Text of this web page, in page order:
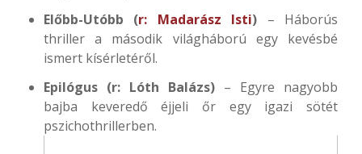
Előbb-Utóbb (r: Madarász Isti) – Háborús
thriller a második világháború egy kevésbé
ismert kísérletéről.
Epilógus (r: Lóth Balázs) – Egyre nagyobb
bajba keveredő éjjeli őr egy igazi sötét
pszichothrillerben.